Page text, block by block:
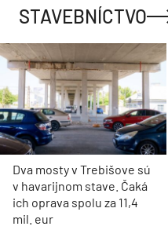
STAVEBNÍCTVO
Dva mosty v Trebišove sú
v havarijnom stave. Čaká
ich oprava spolu za 11,4
mil. eur